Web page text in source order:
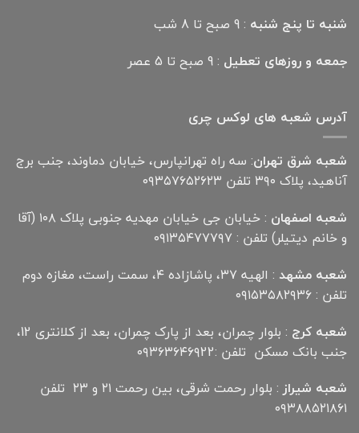
شنبه تا پنج شنبه : 9 صبح تا 8 شب
جمعه و روزهای تعطیل : 9 صبح تا 5 عصر
آدرس شعبه های لوکس چری
شعبه شرق تهران: سه راه تهرانپارس، خیابان دماوند، جنب برج
آناهید، پلاک ۳۹۰ تلفن ۰۹۳۵۷۶۵۲۶۲۳
شعبه اصفهان
: خیابان جی خیابان مهدیه جنوبی پلاک ۱۰۸ (آقا
و خانم دیتیلر) تلفن : ۰۹۱۳۵۴۷۷۷۹۷
شعبه مشهد
: الهیه ۳۷، پاشازاده ۴، سمت راست، مغازه دوم
تلفن : ۰۹۱۵۳۵۸۲۹۳۶
شعبه کرج
: بلوار چمران، بعد از پارک چمران، بعد از کلانتری 12،
جنب بانک مسکن تلفن :۰۹۳۶۳۶۴۶۹22
شعبه شیراز
: بلوار رحمت شرقی، بین رحمت ۲۱ و ۲۳ تلفن
۰۹۳۸۸۵۲۱۸۶۱